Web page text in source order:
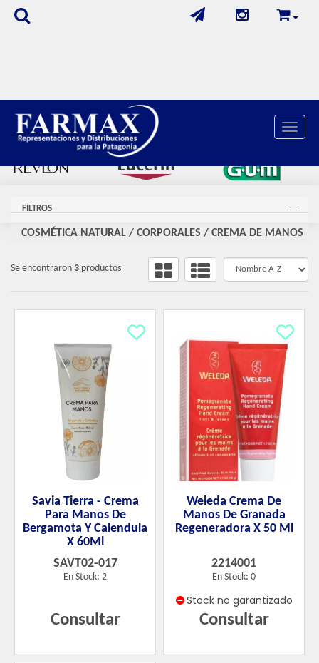
Toggle
FILTROS
COSMÉTICA NATURAL / CORPORALES / CREMA DE MANOS
Se encontraron 3 productos
Savia Tierra - Crema
Para Manos De
Bergamota Y Calendula
X 60Ml
SAVT02-017
En Stock: 2
Consultar
Weleda Crema De
Manos De Granada
Regeneradora X 50 Ml
2214001
En Stock: 0
Stock no garantizado
Consultar